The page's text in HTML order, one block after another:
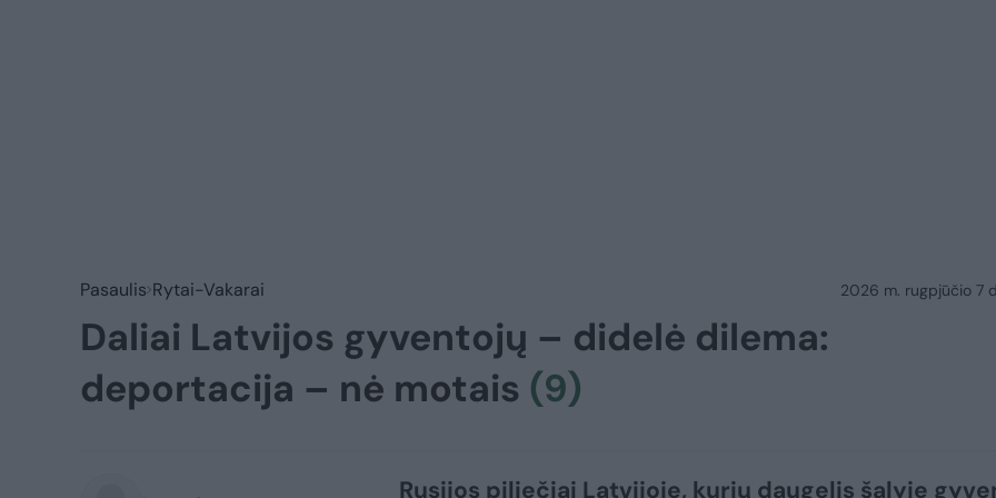
Pasaulis Rytai-Vakarai 2026 m. rugpjūčio 7
Daliai Latvijos gyventojų – didelė dilema:
deportacija – nė motais (9)
Rusijos piliečiai Latvijoje, kurių daugelis šalyje